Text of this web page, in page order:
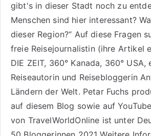
gibt's in dieser Stadt noch zu
Menschen sind hier interessant?
dieser Region?“ Auf diese Fragen
freie Reisejournalistin (ihre Artikel
DIE ZEIT, 360° Kanada, 360° USA,
Reiseautorinund Reisebloggerin
Ländern der Welt. Petar Fuchs
auf diesem Blog sowie aufYouTube
von TravelWorldOnline ist unter